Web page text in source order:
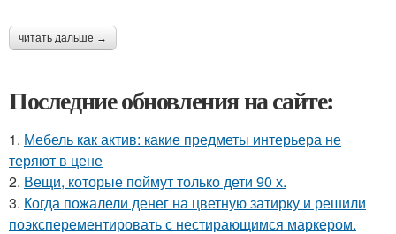
читать дальше →
Последние обновления на сайте:
1. Мебель как актив: какие предметы интерьера не
теряют в цене
2. Вещи, которые поймут только дети 90 х.
3. Когда пожалели денег на цветную затирку и решили
поэксперементировать с нестирающимся маркером.